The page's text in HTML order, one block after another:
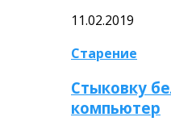
11.02.2019
Старение
Стыковку
компьютер